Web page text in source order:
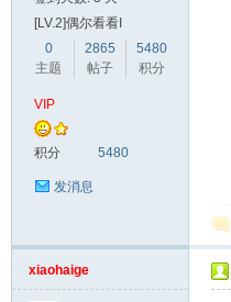
[LV.2]偶尔看看I
0
主题
2865
帖子
5480
积分
VIP
积分 5480
发消息
xiaohaige